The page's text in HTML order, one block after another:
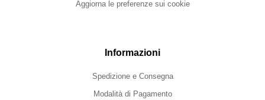
Aggiorna le preferenze sui cookie
Informazioni
Spedizione e Consegna
Modalità di Pagamento